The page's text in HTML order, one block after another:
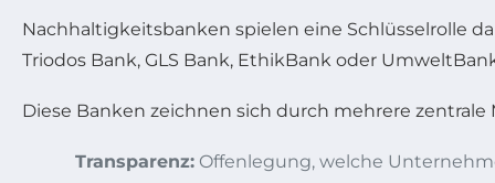
Nachhaltigkeitsbanken spielen eine Schlüsselrolle
Triodos Bank, GLS Bank, EthikBank oder
Diese Banken zeichnen sich durch mehrere zentrale
Transparenz: Offenlegung, welche